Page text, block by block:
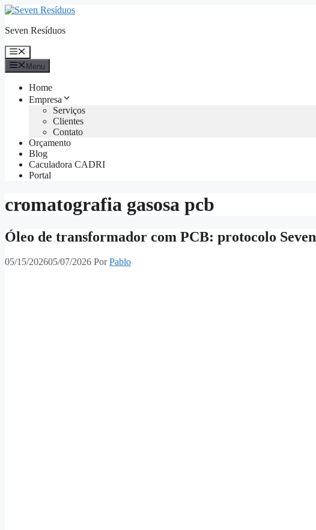
Seven Resíduos
Menu
Home
Empresa
Serviços
Clientes
Contato
Orçamento
Blog
Caculadora CADRI
Portal
cromatografia gasosa pcb
Óleo de transformador com PCB: protocolo Seven
05/15/202605/07/2026 PorPablo